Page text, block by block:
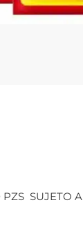
PZS SUJETO